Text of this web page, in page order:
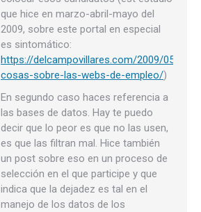
que hice en marzo-abril-mayo del
2009, sobre este portal en especial
es sintomático:
https://delcampovillares.com/2009/05/
cosas-sobre-las-webs-de-empleo/)
En segundo caso haces referencia a
las bases de datos. Hay te puedo
decir que lo peor es que no las usen,
es que las filtran mal. Hice también
un post sobre eso en un proceso de
selección en el que participe y que
indica que la dejadez es tal en el
manejo de los datos de los